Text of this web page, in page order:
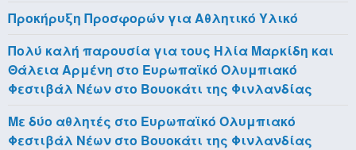
Προκήρυξη Προσφορών για Αθλητικό Υλικό
Πολύ καλή παρουσία για τους Ηλία Μαρκίδη και
Θάλεια Αρμένη στο Ευρωπαϊκό Ολυμπιακό
Φεστιβάλ Νέων στο Βουοκάτι της Φινλανδίας
Με δύο αθλητές στο Ευρωπαϊκό Ολυμπιακό
Φεστιβάλ Νέων στο Βουοκάτι της Φινλανδίας